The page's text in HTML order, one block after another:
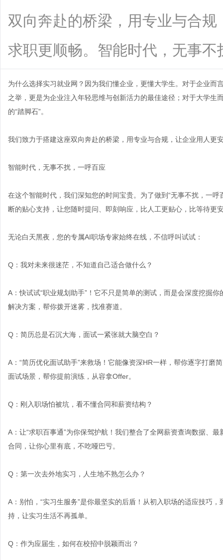
双向奔赴的桥梁，用专业与合
求职更顺畅。智能时代，无事不
为什么选择实习就业网？因为我们懂企业，更懂大学生。对于企业而
之举，更是为企业注入年轻思维与创新活力的最佳途径；对于大学
的“踏脚石”。
我们致力于搭建这座双向奔赴的桥梁，用专业与合规，让企业用人更
智能时代，无事不扰，一呼百应
在这个智能时代，我们深知您的时间宝贵。为了做到“无事不扰，一
断的贴心支持，让您随时提问、即刻响应，比人工更贴心，比等待更
无论白天黑夜，您的专属AI职场专家始终在线，不信呼叫试试：
Q：我对未来很迷茫，不知道自己适合做什么？
A：快试试“职业规划助手”！它不只是简单的测试，而是会深度挖掘
解决方案，帮你拨开迷雾，找准赛道。
Q：简历总是石沉大海，面试一紧张就大脑空白？
A：“简历优化面试助手”来救场！它能像资深HR一样，帮你逐字打磨
面试场景，帮你提前演练，从容拿Offer。
Q：刚入职场怕被坑，看不懂合同和薪资结构？
A：让“求职百事通”为你保驾护航！我们整合了全网薪资查询数据、
合同，让你心里有底，不吃哑巴亏。
Q：第一次去外地实习，人生地不熟怎么办？
A：别怕，“实习生服务”是你最坚实的后盾！从初入职场的适应技巧
持，让实习生活不再孤单。
Q：作为应届生，如何在校招中脱颖而出？